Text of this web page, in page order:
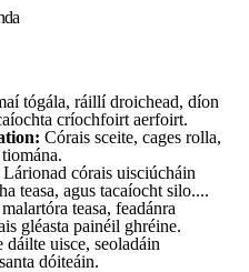
tógála, ráillí droichead, díon
críochfoirt aerfoirt.
Córais sceite, cages rolla,
Lárionad córais uisciúcháin
teasa, agus tacaíocht silo....
teasa, feadánra
gléasta painéil ghréine.
dáilte uisce, seoladáin
dóiteáin.